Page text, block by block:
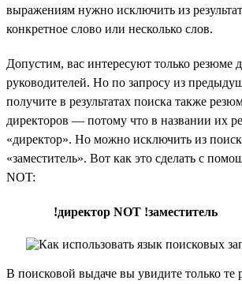
выражениям нужно исключить из
конкретное слово или несколько слов.
Допустим, вас интересуют только резюме
руководителей. Но по запросу из
получите в результатах поиска также
директоров — потому что в названии их
«директор». Но можно исключить из
«заместитель». Вот как это сделать с
NOT:
!директор NOT !заместитель
В поисковой выдаче вы увидите только те